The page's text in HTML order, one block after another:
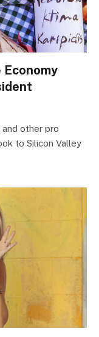
Economy
other pro
to Silicon Valley